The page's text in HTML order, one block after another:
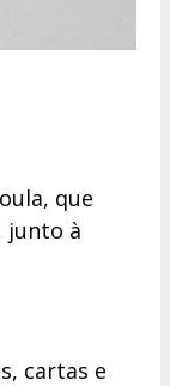
que
junto à
cartas e